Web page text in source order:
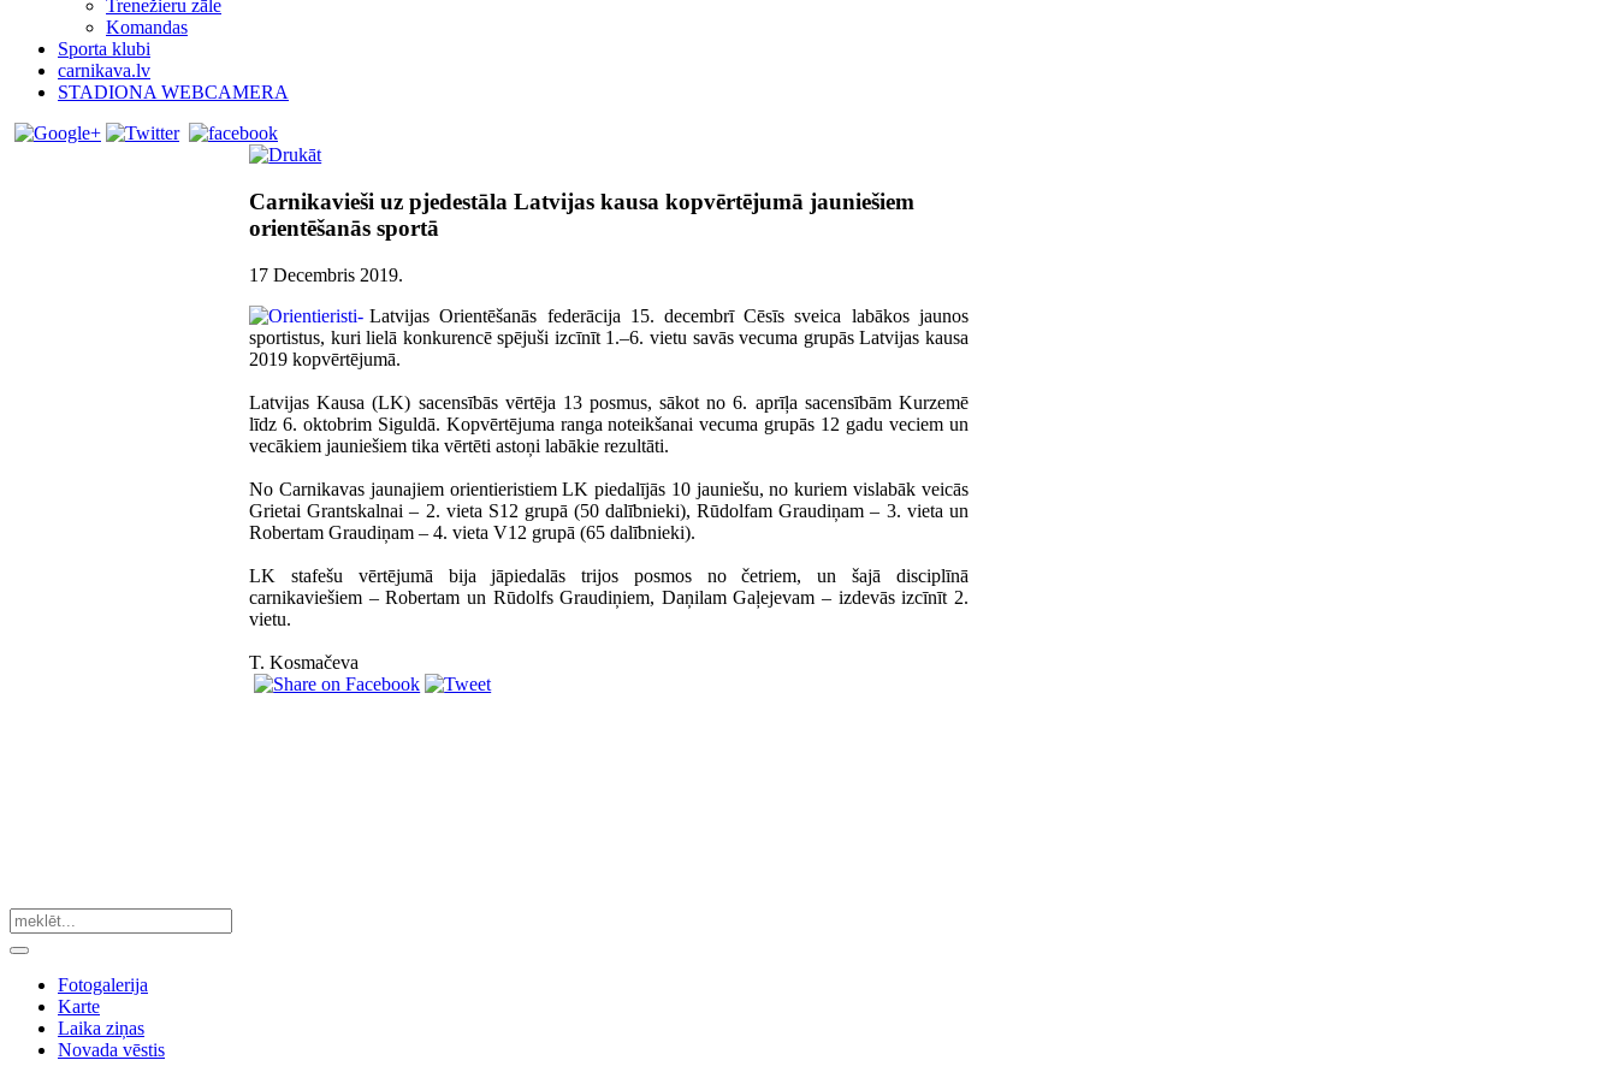
Trenežieru zāle
Komandas
Sporta klubi
carnikava.lv
STADIONA WEBCAMERA
Carnikavieši uz pjedestāla Latvijas kausa kopvērtējumā jauniešiem
orientēšanās sportā
17 Decembris 2019.
Latvijas Orientēšanās federācija 15. decembrī Cēsīs sveica labākos jaunos
sportistus, kuri lielā konkurencē spējuši izcīnīt 1.–6. vietu savās vecuma grupās Latvijas kausa
2019 kopvērtējumā.
Latvijas Kausa (LK) sacensībās vērtēja 13 posmus, sākot no 6. aprīļa sacensībām Kurzemē
līdz 6. oktobrim Siguldā. Kopvērtējuma ranga noteikšanai vecuma grupās 12 gadu veciem un
vecākiem jauniešiem tika vērtēti astoņi labākie rezultāti.
No Carnikavas jaunajiem orientieristiem LK piedalījās 10 jauniešu, no kuriem vislabāk veicās
Grietai Grantskalnai – 2. vieta S12 grupā (50 dalībnieki), Rūdolfam Graudiņam – 3. vieta un
Robertam Graudiņam – 4. vieta V12 grupā (65 dalībnieki).
LK stafešu vērtējumā bija jāpiedalās trijos posmos no četriem, un šajā disciplīnā
carnikaviešiem – Robertam un Rūdolfs Graudiņiem, Daņilam Gaļejevam – izdevās izcīnīt 2.
vietu.
T. Kosmačeva
Fotogalerija
Karte
Laika ziņas
Novada vēstis